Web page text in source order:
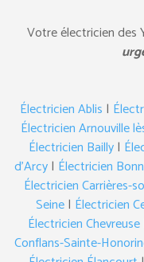
Votre électricien des
Électricien Ablis |
Électricien Arnouville
Électricien Bailly|
d’Arcy| Électricien
Électricien Carrières-
Seine| Électricien
Électricien Chevreuse
Conflans-Sainte-